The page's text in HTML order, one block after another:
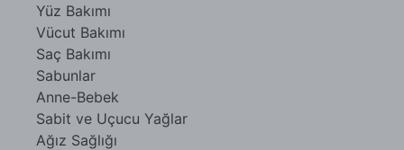
Yüz Bakımı
Vücut Bakımı
Saç Bakımı
Sabunlar
Anne-Bebek
Sabit ve Uçucu Yağlar
Ağız Sağlığı